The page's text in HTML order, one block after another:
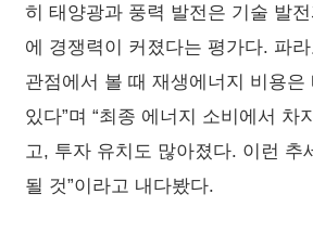
히 태양광과 풍력 발전은 기술 발
에 경쟁력이 커졌다는 평가다. 파
관점에서 볼 때 재생에너지 비용은
있다”며 “최종 에너지 소비에서 차
고, 투자 유치도 많아졌다. 이런 추
될 것”이라고 내다봤다.